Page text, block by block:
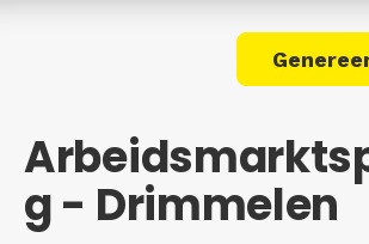
g - Drimmelen